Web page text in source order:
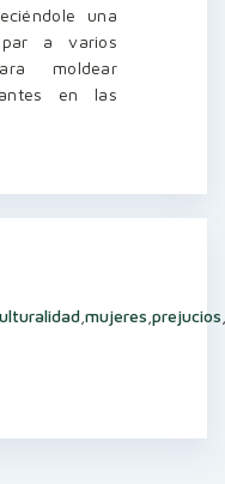
una
a varios
moldear
en las
mujeres prejucios